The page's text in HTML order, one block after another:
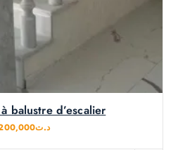
balustre d’escalier
د.ت